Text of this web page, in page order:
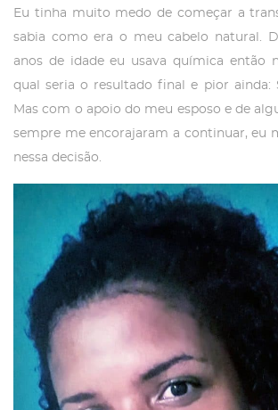
Eu tinha muito medo de começar a
sabia como era o meu cabelo natural.
anos de idade eu usava química então
qual seria o resultado final e pior ainda:
Mas com o apoio do meu esposo e de
sempre me encorajaram a continuar, eu
nessa decisão.